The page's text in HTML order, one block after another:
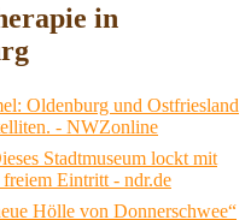
in
Oldenburg und Ostfriesland
- NWZonline
Stadtmuseum lockt mit
Eintritt - ndr.de
Hölle von Donnerschwee“